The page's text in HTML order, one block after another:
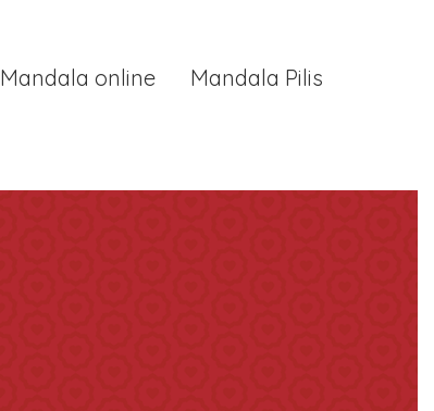
Mandala online Mandala Pilis